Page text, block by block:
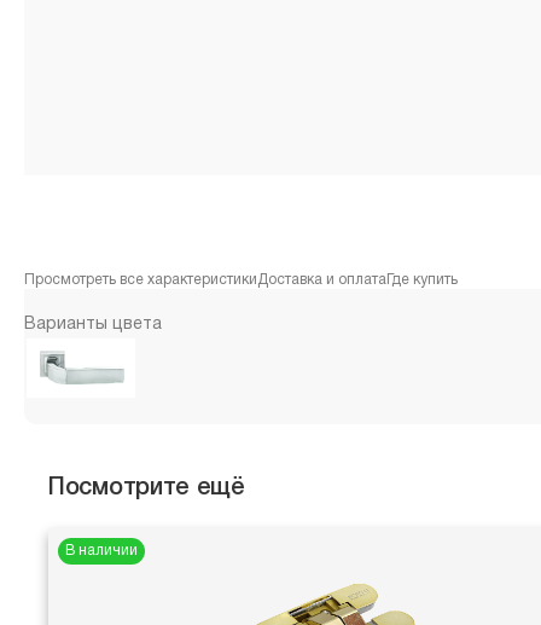
Просмотреть все характеристики Доставка и оплата Где купить
Варианты цвета
Посмотрите ещё
В наличии